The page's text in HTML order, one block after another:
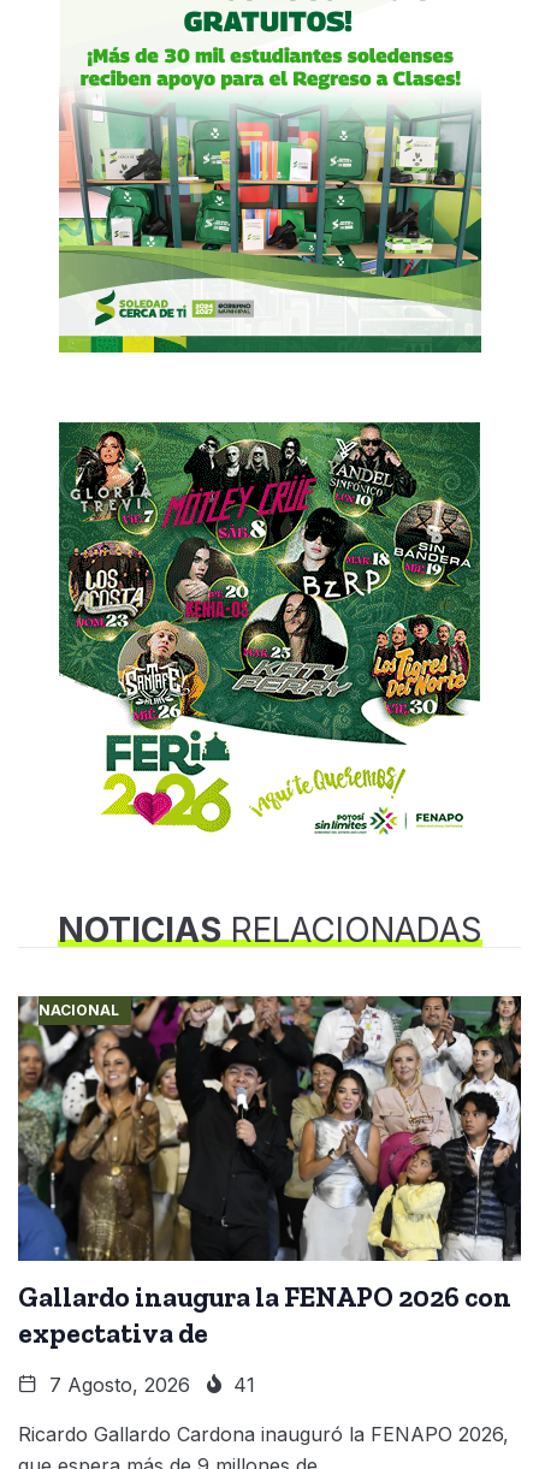
NOTICIASRELACIONADAS
NACIONAL
Gallardo inaugura la FENAPO 2026 con
expectativa de
7 Agosto, 2026 41
Ricardo Gallardo Cardona inauguró la FENAPO 2026,